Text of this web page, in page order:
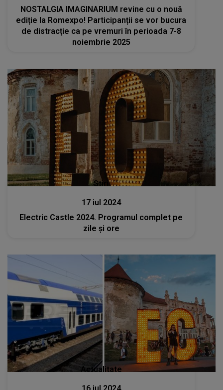
NOSTALGIA IMAGINARIUM revine cu o nouă
ediție la Romexpo! Participanții se vor bucura
de distracție ca pe vremuri în perioada 7-8
noiembrie 2025
Stiri
17 iul 2024
Electric Castle 2024. Programul complet pe
zile și ore
Actualitate